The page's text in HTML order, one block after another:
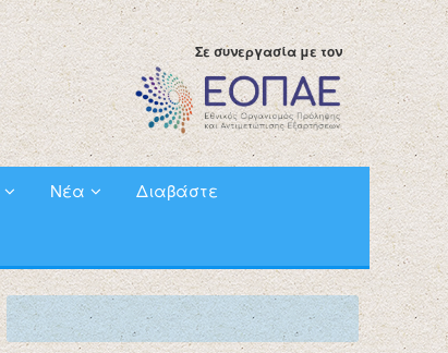
Σε συνεργασία με τον
Νέα Διαβάστε
Search
for: